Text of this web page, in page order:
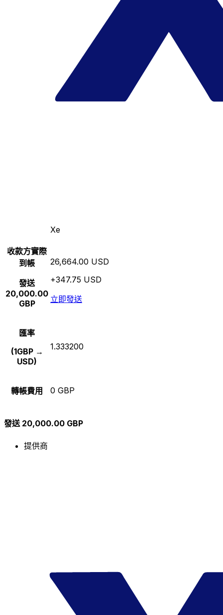
Xe
收款方實際
到帳
發送
20,000.00
GBP
26,664.00 USD
+347.75 USD
立即發送
匯率
(1GBP →
USD)
1.333200
轉帳費用 0 GBP
發送 20,000.00 GBP
提供商